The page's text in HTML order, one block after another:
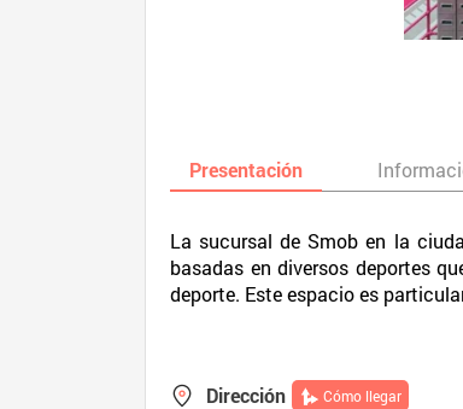
Presentación
La sucursal de Smob en la
basadas en diversos deportes
deporte. Este espacio es
Dirección Cómo llegar